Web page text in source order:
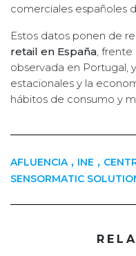
comerciales españoles
Estos datos ponen de
retail en España ,
observada en Portugal,
estacionales y la
hábitos de consumo y
AFLUENCIA , INE ,
SENSORMATIC